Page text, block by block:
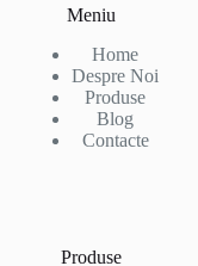
Meniu
Home
Despre Noi
Produse
Blog
Contacte
Produse